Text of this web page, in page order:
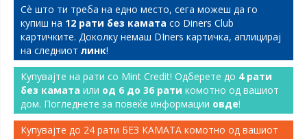
Сѐ што ти треба на едно место, сега можеш да го
купиш на 12 рати без камата со Diners Club
картичките. Доколку немаш DIners картичка, аплицирај
на следниот линк!
Купувајте на рати со Mint Credit! Одберете до 4 рати
без камата или од 6 до 36 рати комотно од вашиот
дом. Погледнете за повеќе информации овде!
Купувајте до 24 рати БЕЗ КАМАТА комотно од вашиот